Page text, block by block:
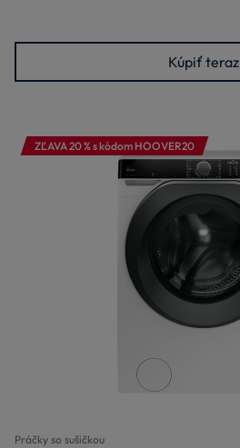
Kúpiť teraz
ZĽAVA 20 % s kódom HOOVER20
Práčky so sušičkou